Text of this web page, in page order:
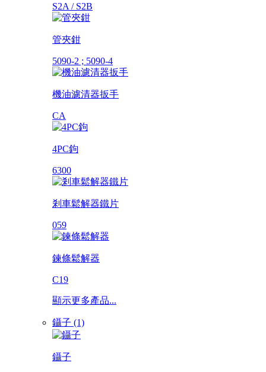
S2A / S2B
管夾鉗
5090-2 ; 5090-4
機油濾清器扳手
CA
4PC鉤
6300
剎車鬆解器鐵片
059
鍊條鬆解器
C19
顯示更多產品...
鑷子 (1)
鑷子